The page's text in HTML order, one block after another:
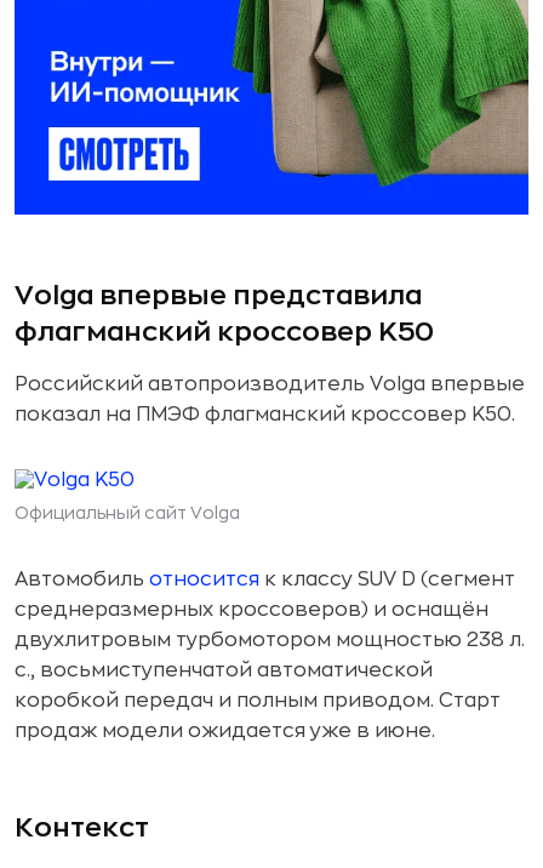
Volga впервые представила
флагманский кроссовер K50
Российский автопроизводитель Volga впервые
показал на ПМЭФ флагманский кроссовер K50.
Официальный сайт Volga
Автомобиль относится к классу SUV D (сегмент
среднеразмерных кроссоверов) и оснащён
двухлитровым турбомотором мощностью 238 л.
с., восьмиступенчатой автоматической
коробкой передач и полным приводом. Старт
продаж модели ожидается уже в июне.
Контекст